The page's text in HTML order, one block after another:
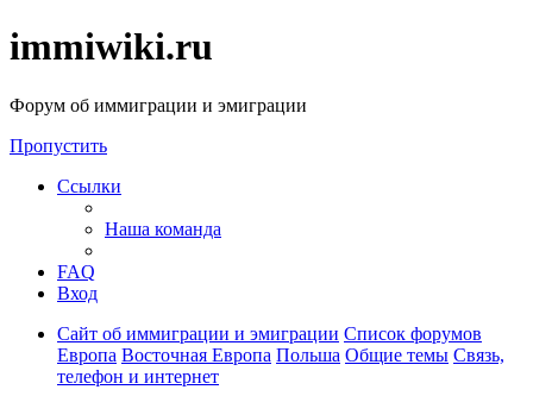
immiwiki.ru
Форум об иммиграции и эмиграции
Пропустить
Ссылки
Наша команда
FAQ
Вход
Сайт об иммиграции и эмиграции Список форумов
Европа Восточная Европа Польша Общие темы Связь,
телефон и интернет